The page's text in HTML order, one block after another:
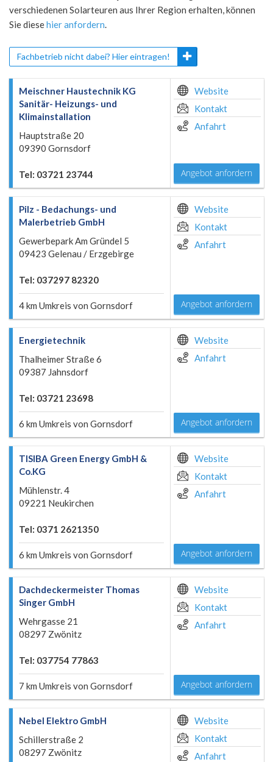
verschiedenen Solarteuren aus Ihrer Region erhalten, können
Sie diesehier anfordern.
Fachbetrieb nicht dabei? Hier eintragen!
Meischner Haustechnik KG
Sanitär- Heizungs- und
Klimainstallation
Hauptstraße 20
09390 Gornsdorf
Tel: 03721 23744
Website
Kontakt
Anfahrt
Angebot anfordern
Pilz - Bedachungs- und
Malerbetrieb GmbH
Gewerbepark Am Gründel 5
09423 Gelenau / Erzgebirge
Tel: 037297 82320
4 km Umkreis von Gornsdorf
Website
Kontakt
Anfahrt
Angebot anfordern
Energietechnik
Thalheimer Straße 6
09387 Jahnsdorf
Tel: 03721 23698
6 km Umkreis von Gornsdorf
Website
Anfahrt
Angebot anfordern
TISIBA Green Energy GmbH &
Co.KG
Mühlenstr. 4
09221 Neukirchen
Tel: 0371 2621350
6 km Umkreis von Gornsdorf
Website
Kontakt
Anfahrt
Angebot anfordern
Dachdeckermeister Thomas
Singer GmbH
Wehrgasse 21
08297 Zwönitz
Tel: 037754 77863
7 km Umkreis von Gornsdorf
Website
Kontakt
Anfahrt
Angebot anfordern
Nebel Elektro GmbH
Schillerstraße 2
08297 Zwönitz
Website
Kontakt
Anfahrt